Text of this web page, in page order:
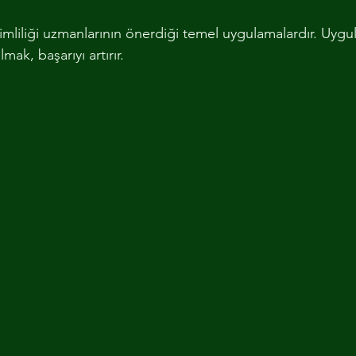
uzmanlarının önerdiği temel uygulamalardır.
başarıyı artırır.